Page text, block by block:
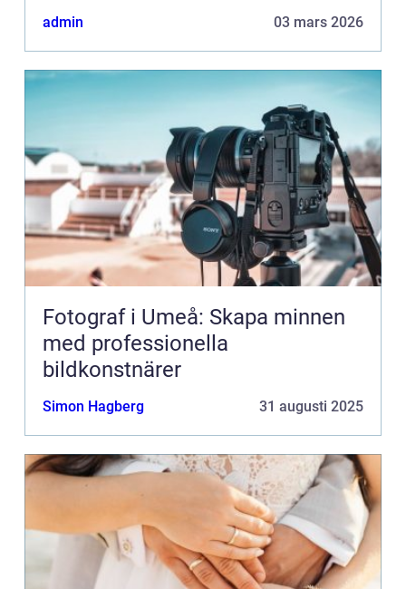
admin 03 mars 2026
Fotograf i Umeå: Skapa minnen
med professionella
bildkonstnärer
Simon Hagberg 31 augusti 2025